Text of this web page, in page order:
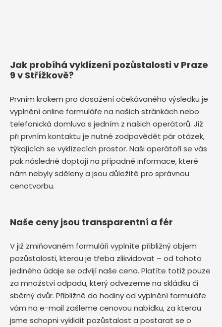
Jak probíhá vyklízení pozůstalosti v Praze
9 v Střížkově?
Prvním krokem pro dosažení očekávaného výsledku je
vyplnění online formuláře na našich stránkách nebo
telefonická domluva s jedním z našich operátorů. Již
při prvním kontaktu je nutné zodpovědět pár otázek,
týkajících se vyklízecích prostor. Naši operátoři se vás
pak následně doptají na případné informace, které
nám nebyly sděleny a jsou důležité pro správnou
cenotvorbu.
Naše ceny jsou transparentní a fér
V již zmiňovaném formuláři vyplníte přibližný objem
pozůstalosti, kterou je třeba zlikvidovat – od tohoto
jediného údaje se odvíjí naše cena. Platíte totiž pouze
za množství odpadu, který odvezeme na skládku či
sběrný dvůr. Přibližně do hodiny od vyplnění formuláře
vám na e-mail zašleme cenovou nabídku, za kterou
jsme schopni vyklidit pozůstalost a postarat se o